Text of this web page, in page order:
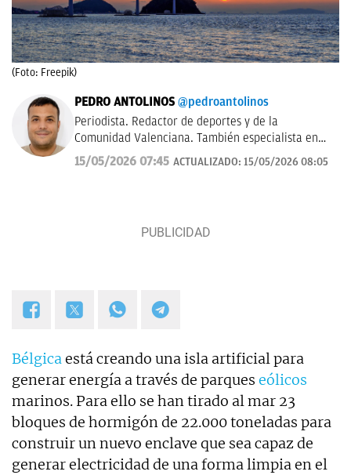
(Foto: Freepik)
PEDRO ANTOLINOS @pedroantolinos
Periodista. Redactor de deportes y de la
Comunidad Valenciana. También especialista en
SEO. En OKDIARIO desde 2017.
15/05/2026 07:45 ACTUALIZADO: 15/05/2026 08:05
Bélgicaestá creando una isla artificial para
generar energía a través de parques eólicos
marinos. Para ello se han tirado al mar 23
bloques de hormigón de 22.000 toneladas para
construir un nuevo enclave que sea capaz de
generar electricidad de una forma limpia en el